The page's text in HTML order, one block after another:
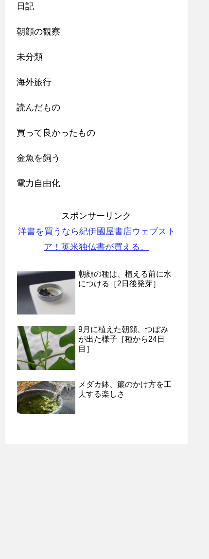
日記
朝顔の観察
未分類
海外旅行
読んだもの
買って良かったもの
金魚を飼う
電力自由化
スポンサーリンク
洋書を買うなら紀伊國屋書店ウェブスト
ア！英米独仏書が買える。
朝顔の種は、植える前に水
につける［2日後発芽］
9月に植えた朝顔、つぼみ
が出た様子［種から24日
目］
メダカ鉢、簾のかけ方を工
夫する楽しさ